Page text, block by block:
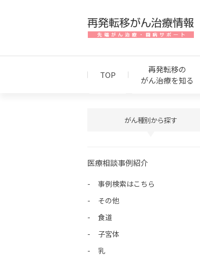
TOP
再発転移の
がん治療を知る
がん種別から探す
医療相談事例紹介
事例検索はこちら
その他
食道
子宮体
乳